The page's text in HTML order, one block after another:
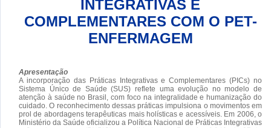
INTEGRATIVAS E
COMPLEMENTARES COM O PET-
ENFERMAGEM
Apresentação
A incorporação das Práticas Integrativas e Complementares (PICs) no
Sistema Único de Saúde (SUS) reflete uma evolução no modelo de
atenção à saúde no Brasil, com foco na integralidade e humanização do
cuidado. O reconhecimento dessas práticas impulsiona o movimentos em
prol de abordagens terapêuticas mais holísticas e acessíveis. Em 2006, o
Ministério da Saúde oficializou a Política Nacional de Práticas Integrativas